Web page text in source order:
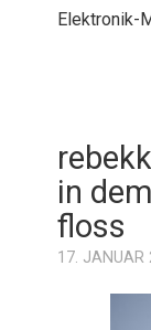
Elektronik-
in
floss
17. JANUAR